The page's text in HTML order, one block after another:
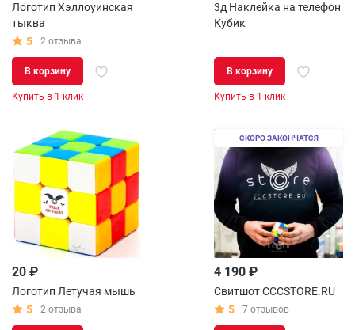
Логотип Хэллоуинская
тыква
5
2 отзыва
В корзину
Купить в 1 клик
3д Наклейка на телефон
Кубик
В корзину
Купить в 1 клик
20 ₽
Логотип Летучая мышь
5
2 отзыва
СКОРО ЗАКОНЧАТСЯ
4 190 ₽
Свитшот CCCSTORE.RU
5
7 отзывов